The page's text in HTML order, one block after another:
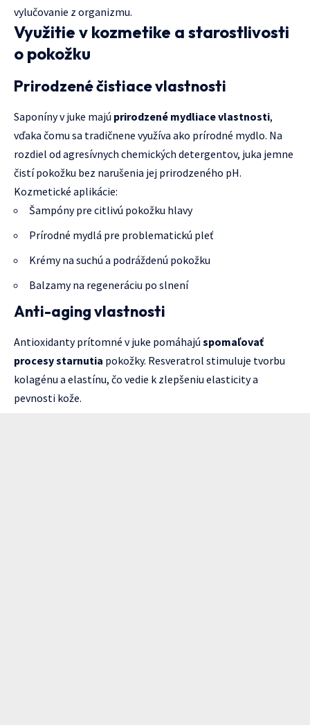
vylučovanie z organizmu.
Využitie v kozmetike a starostlivosti
o pokožku
Prirodzené čistiace vlastnosti
Saponíny v juke majú prirodzené mydliace vlastnosti,
vďaka čomu sa tradičnene využíva ako prírodné mydlo. Na
rozdiel od agresívnych chemických detergentov, juka jemne
čistí pokožku bez narušenia jej prirodzeného pH.
Kozmetické aplikácie:
Šampóny pre citlivú pokožku hlavy
Prírodné mydlá pre problematickú pleť
Krémy na suchú a podráždenú pokožku
Balzamy na regeneráciu po slnení
Anti-aging vlastnosti
Antioxidanty prítomné v juke pomáhajú spomaľovať
procesy starnutia pokožky. Resveratrol stimuluje tvorbu
kolagénu a elastínu, čo vedie k zlepšeniu elasticity a
pevnosti kože.